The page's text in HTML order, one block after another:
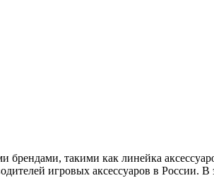
такими как линейка
игровых аксессуаров в России.